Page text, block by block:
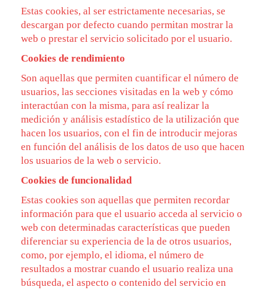
Estas cookies, al ser estrictamente necesarias, se
descargan por defecto cuando permitan mostrar la
web o prestar el servicio solicitado por el usuario.
Cookies de rendimiento
Son aquellas que permiten cuantificar el número de
usuarios, las secciones visitadas en la web y cómo
interactúan con la misma, para así realizar la
medición y análisis estadístico de la utilización que
hacen los usuarios, con el fin de introducir mejoras
en función del análisis de los datos de uso que hacen
los usuarios de la web o servicio.
Cookies de funcionalidad
Estas cookies son aquellas que permiten recordar
información para que el usuario acceda al servicio o
web con determinadas características que pueden
diferenciar su experiencia de la de otros usuarios,
como, por ejemplo, el idioma, el número de
resultados a mostrar cuando el usuario realiza una
búsqueda, el aspecto o contenido del servicio en